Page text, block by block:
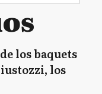
los baquets
los